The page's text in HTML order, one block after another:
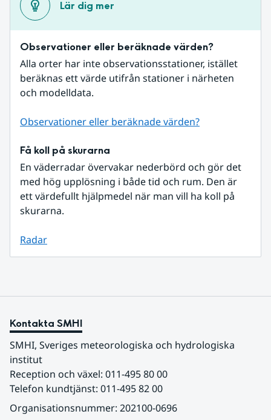
Lär dig mer
Observationer eller beräknade värden?
Alla orter har inte observationsstationer, istället
beräknas ett värde utifrån stationer i närheten
och modelldata.
Observationer eller beräknade värden?
Få koll på skurarna
En väderradar övervakar nederbörd och gör det
med hög upplösning i både tid och rum. Den är
ett värdefullt hjälpmedel när man vill ha koll på
skurarna.
Radar
Kontakta SMHI
SMHI, Sveriges meteorologiska och hydrologiska
institut
Reception och växel: 011-495 80 00
Telefon kundtjänst: 011-495 82 00
Organisationsnummer: 202100-0696